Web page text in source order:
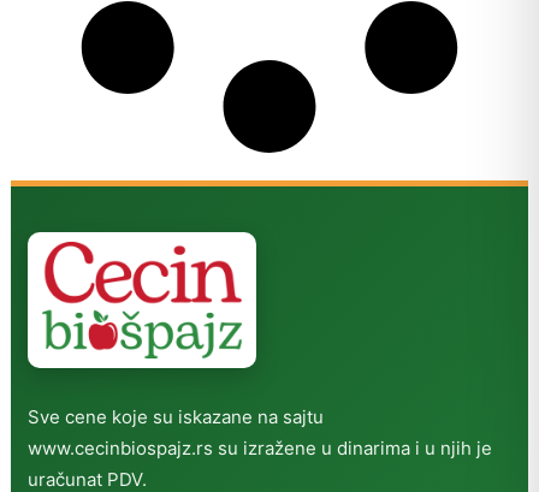
Sve cene koje su iskazane na sajtu
www.cecinbiospajz.rs su izražene u dinarima i u njih je
uračunat PDV.